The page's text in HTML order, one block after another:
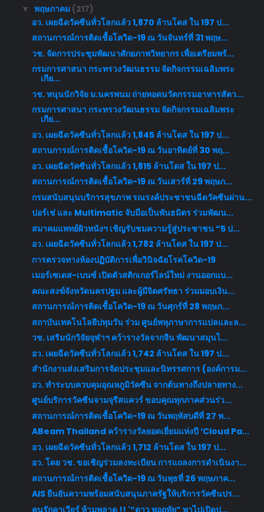
▼ พฤษภาคม (217)
อว. เผยฉีดวัคซีนทั่วโลกแล้ว 1,870 ล้านโดส ใน 197 ป...
สถานการณ์การติดเชื้อโควิด-19 ณ วันจันทร์ที่ 31 พฤษ...
วช. จัดการประชุมพัฒนาศักยภาพวิทยากร เพื่อเตรียมพร้...
กรมการศาสนา กระทรวงวัฒนธรรม จัดกิจกรรมเฉลิมพระ
เกีย...
วช. หนุนนักวิจัย ม.นครพนม ถ่ายทอดนวัตกรรมอาหารสัตว...
กรมการศาสนา กระทรวงวัฒนธรรม จัดกิจกรรมเฉลิมพระ
เกีย...
อว. เผยฉีดวัคซีนทั่วโลกแล้ว 1,845 ล้านโดส ใน 197 ป...
สถานการณ์การติดเชื้อโควิด-19 ณ วันอาทิตย์ที่ 30 พฤ...
อว. เผยฉีดวัคซีนทั่วโลกแล้ว 1,815 ล้านโดส ใน 197 ป...
สถานการณ์การติดเชื้อโควิด-19 ณ วันเสาร์ที่ 29 พฤษภ...
กรมสนับสนุนบริการสุขภาพ รณรงค์ประชาชนฉีดวัคซีนผ่าน...
ปอร์เช่ และ Multimatic จับมือเป็นพันธมิตร ร่วมพัฒน...
สมาคมแพทย์ผิวหนังฯ เชิญรับชมความรู้สู่ประชาชน “5 ป...
อว. เผยฉีดวัคซีนทั่วโลกแล้ว 1,782 ล้านโดส ใน 197 ป...
การตรวจทางห้องปฏิบัติการเพื่อวินิจฉัยโรคโควิด-19
เมอร์เซเดส-เบนซ์ เปิดตัวสติกเกอร์ไลน์ใหม่ งานออกแบ...
คณะสงฆ์จังหวัดนครปฐม และผู้มีจิตศรัทธา ร่วมมอบเงิน...
สถานการณ์การติดเชื้อโควิด-19 ณ วันศุกร์ที่ 28 พฤษภ...
สถาบันเทคโนโลยีปทุมวัน ร่วม ศูนย์พหุภาษาการแปลและล...
วช. เสริมนักวิจัยจุฬาฯ คว้ารางวัลจากจีน พัฒนาสมุนไ...
อว. เผยฉีดวัคซีนทั่วโลกแล้ว 1,742 ล้านโดส ใน 197 ป...
สำนักงานส่งเสริมการจัดประชุมและนิทรรศการ (องค์การม...
อว. ทำระบบควบคุมอุณหภูมิวัคซีน จากต้นทางถึงปลายทาง...
ศูนย์บริการวัคซีนจามจุรีสแควร์ ขอบคุณทุกภาคส่วนร่ว...
สถานการณ์การติดเชื้อโควิด-19 ณ วันพฤหัสบดีที่ 27 พ...
ABeam Thailand คว้ารางวัลยอดเยี่ยมแห่งปี ‘Cloud Pa...
อว. เผยฉีดวัคซีนทั่วโลกแล้ว 1,712 ล้านโดส ใน 197 ป...
อว. โดย วช. ขอเชิญร่วมลงทะเบียน การแถลงการดำเนินงา...
สถานการณ์การติดเชื้อโควิด-19 ณ วันพุธที่ 26 พฤษภาค...
AIS ยืนยันความพร้อมสนับสนุนภาครัฐให้บริการวัคซีนปร...
คนรักคาเวียร์ ห้ามพลาด !! '“ดาว พอฤทัย” พาไปเปิดป...